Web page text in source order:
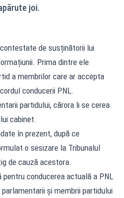
joi.
de susținătorii lui
Prima dintre ele
a membrilor care ar accepta
conducerii PNL.
partidului, cărora li se cerea
cabinet.
în prezent, după ce
o sesizare la Tribunalul
de cauză acestora.
conducerea actuală a PNL
și membrii partidului